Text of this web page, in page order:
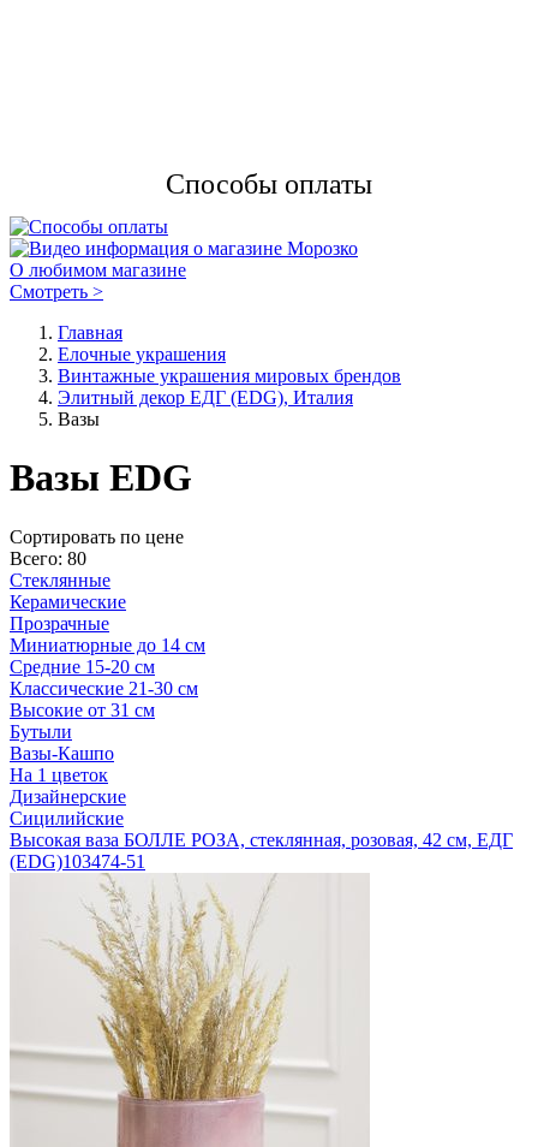
Способы оплаты
О любимом магазине
Смотреть >
Главная
Елочные украшения
Винтажные украшения мировых брендов
Элитный декор ЕДГ (EDG), Италия
Вазы
Вазы EDG
Cортировать по цене
Всего: 80
Стеклянные
Керамические
Прозрачные
Миниатюрные до 14 см
Средние 15-20 см
Классические 21-30 см
Высокие от 31 см
Бутыли
Вазы-Кашпо
На 1 цветок
Дизайнерские
Сицилийские
Высокая ваза БОЛЛЕ РОЗА, стеклянная, розовая, 42 см, ЕДГ
(EDG)103474-51